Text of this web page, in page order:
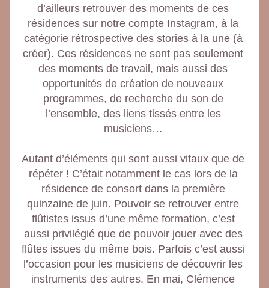
d’ailleurs retrouver des moments de ces
résidences sur notre compte Instagram, à la
catégorie rétrospective des stories à la une (à
créer). Ces résidences ne sont pas seulement
des moments de travail, mais aussi des
opportunités de création de nouveaux
programmes, de recherche du son de
l’ensemble, des liens tissés entre les
musiciens…
Autant d’éléments qui sont aussi vitaux que de
répéter ! C’était notamment le cas lors de la
résidence de consort dans la première
quinzaine de juin. Pouvoir se retrouver entre
flûtistes issus d’une même formation, c’est
aussi privilégié que de pouvoir jouer avec des
flûtes issues du même bois. Parfois c’est aussi
l’occasion pour les musiciens de découvrir les
instruments des autres. En mai, Clémence